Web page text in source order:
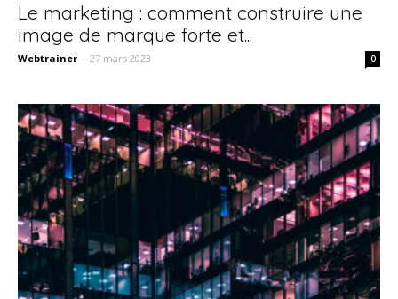
Le marketing : comment construire une
image de marque forte et...
Webtrainer - 27 mars 2023 0